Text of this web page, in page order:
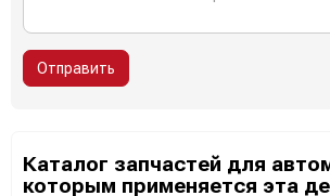
Отправить
Каталог запчастей для
которым применяется эта